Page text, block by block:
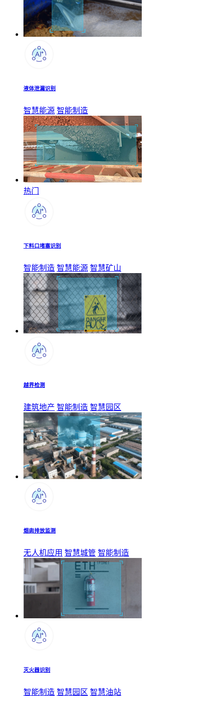
液体泄漏识别
智慧能源 智能制造
热门
下料口堵塞识别
智能制造 智慧能源 智慧矿山
越界检测
建筑地产 智能制造 智慧园区
烟囱排放监测
无人机应用 智慧城管 智能制造
灭火器识别
智能制造 智慧园区 智慧油站